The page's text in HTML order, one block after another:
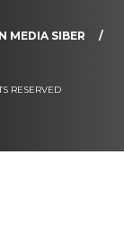
MEDIA SIBER
RESERVED